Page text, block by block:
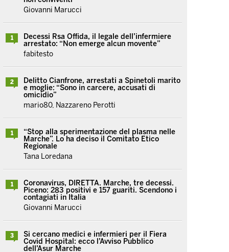
Giovanni Marucci
1
Decessi Rsa Offida, il legale dell’infermiere
arrestato: “Non emerge alcun movente”
fabitesto
2
Delitto Cianfrone, arrestati a Spinetoli marito
e moglie: “Sono in carcere, accusati di
omicidio”
mario80, Nazzareno Perotti
1
“Stop alla sperimentazione del plasma nelle
Marche”. Lo ha deciso il Comitato Etico
Regionale
Tana Loredana
1
Coronavirus, DIRETTA. Marche, tre decessi.
Piceno: 283 positivi e 157 guariti. Scendono i
contagiati in Italia
Giovanni Marucci
3
Si cercano medici e infermieri per il Fiera
Covid Hospital: ecco l’Avviso Pubblico
dell’Asur Marche